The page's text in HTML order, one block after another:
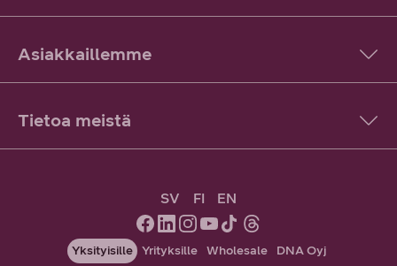
Asiakkaillemme
Tietoa meistä
SV FI EN
Yksityisille Yrityksille Wholesale
DNA Oyj